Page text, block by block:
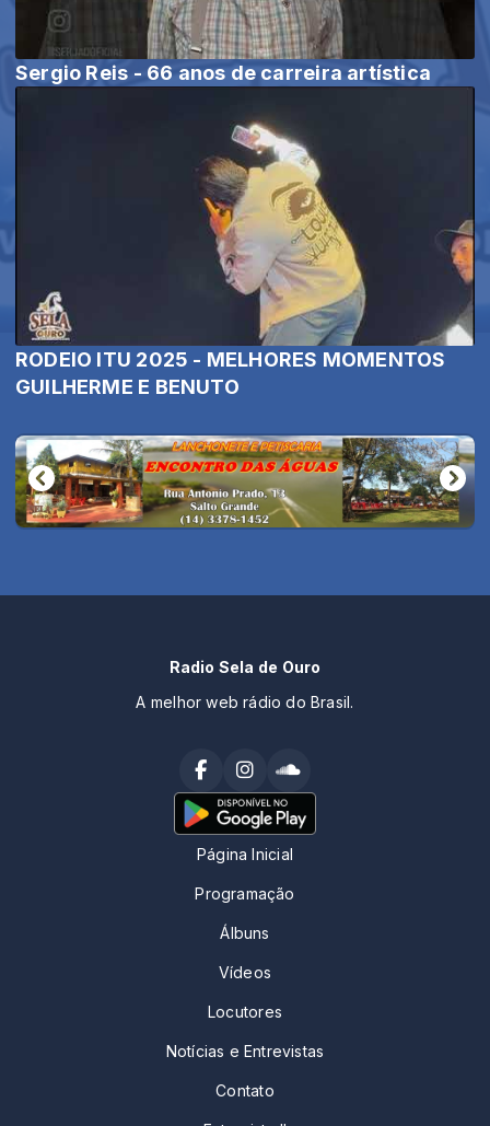
Sergio Reis - 66 anos de carreira artística
RODEIO ITU 2025 - MELHORES MOMENTOS
GUILHERME E BENUTO
Radio Sela de Ouro
A melhor web rádio do Brasil.
Página Inicial
Programação
Álbuns
Vídeos
Locutores
Notícias e Entrevistas
Contato